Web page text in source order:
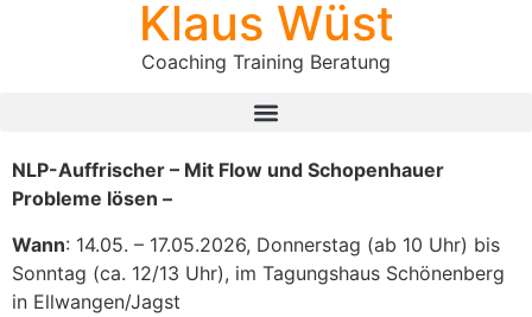
Klaus Wüst
Coaching Training Beratung
NLP-Auffrischer – Mit Flow und Schopenhauer
Probleme lösen –
Wann: 14.05. – 17.05.2026, Donnerstag (ab 10 Uhr) bis
Sonntag (ca. 12/13 Uhr), im Tagungshaus Schönenberg
in Ellwangen/Jagst